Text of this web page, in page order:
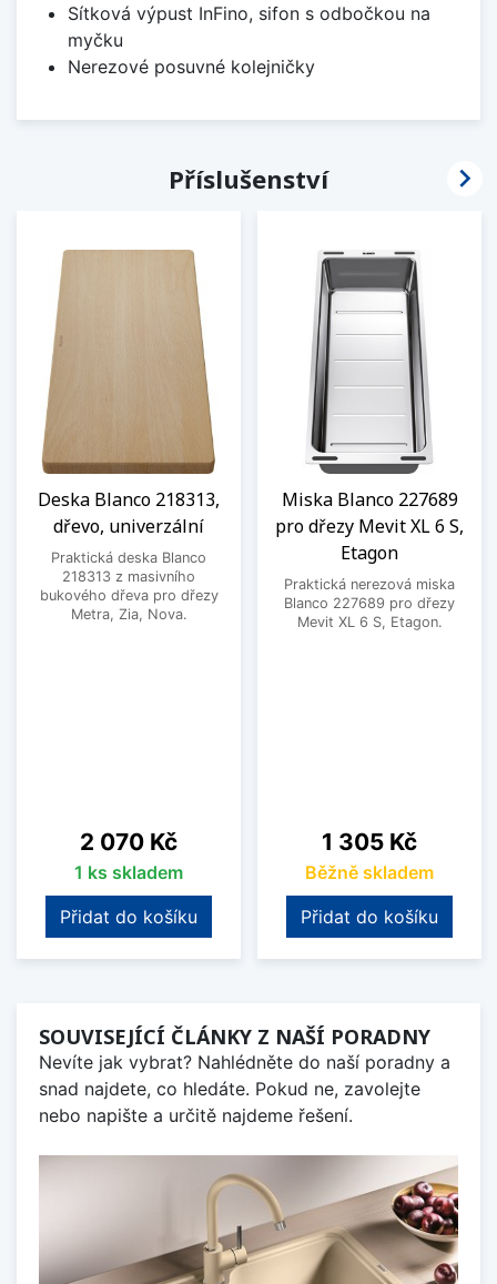
Sítková výpust InFino, sifon s odbočkou na
myčku
Nerezové posuvné kolejničky
Příslušenství
Deska Blanco 218313,
dřevo, univerzální
Praktická deska Blanco
218313 z masivního
bukového dřeva pro dřezy
Metra, Zia, Nova.
Cena
2 070 Kč
1 ks skladem
Přidat do košíku
Miska Blanco 227689
pro dřezy Mevit XL 6 S,
Etagon
Praktická nerezová miska
Blanco 227689 pro dřezy
Mevit XL 6 S, Etagon.
Cena
1 305 Kč
Běžně skladem
Přidat do košíku

SOUVISEJÍCÍ ČLÁNKY Z NAŠÍ PORADNY
Nevíte jak vybrat? Nahlédněte do naší poradny a
snad najdete, co hledáte. Pokud ne, zavolejte
nebo napište a určitě najdeme řešení.